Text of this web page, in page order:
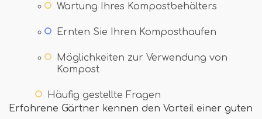
Wartung Ihres Kompostbehälters
Ernten Sie Ihren Komposthaufen
Möglichkeiten zur Verwendung von
Kompost
Häufig gestellte Fragen
Erfahrene Gärtner kennen den Vorteil einer guten